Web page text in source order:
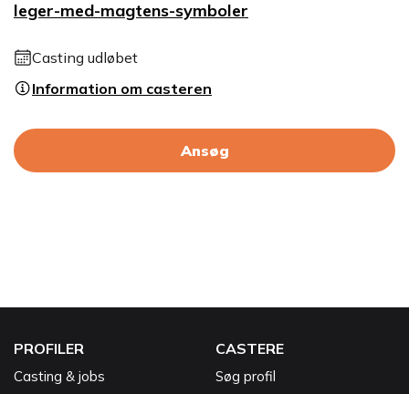
leger-med-magtens-symboler
Casting udløbet
Information om casteren
Ansøg
PROFILER
Casting & jobs
CASTERE
Søg profil